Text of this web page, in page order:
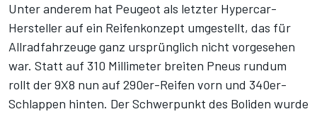
Unter anderem hat Peugeot als letzter Hypercar-
Hersteller auf ein Reifenkonzept umgestellt, das für
Allradfahrzeuge ganz ursprünglich nicht vorgesehen
war. Statt auf 310 Millimeter breiten Pneus rundum
rollt der 9X8 nun auf 290er-Reifen vorn und 340er-
Schlappen hinten. Der Schwerpunkt des Boliden wurde